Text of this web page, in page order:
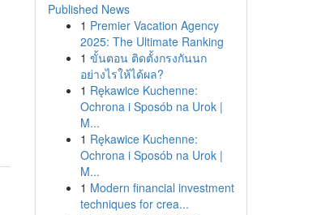
Published News
1 Premier Vacation Agency
2025: The Ultimate Ranking
1 ขั้นตอน ติดตั้งกรงกันนก
อย่างไรให้ได้ผล?
1 Rękawice Kuchenne:
Ochrona i Sposób na Urok |
M...
1 Rękawice Kuchenne:
Ochrona i Sposób na Urok |
M...
1 Modern financial investment
techniques for crea...